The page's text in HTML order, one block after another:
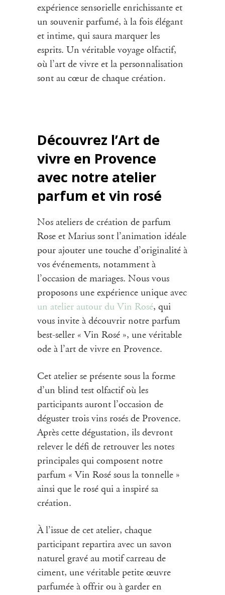
expérience sensorielle enrichissante et
un souvenir parfumé, à la fois élégant
et intime, qui saura marquer les
esprits. Un véritable voyage olfactif,
où l’art de vivre et la personnalisation
sont au cœur de chaque création.
Découvrez l’Art de
vivre en Provence
avec notre atelier
parfum et vin rosé
Nos ateliers de création de parfum
Rose et Marius sont l’animation idéale
pour ajouter une touche d’originalité à
vos événements, notamment à
l’occasion de mariages. Nous vous
proposons une expérience unique avec
un atelier autour du Vin Rosé, qui
vous invite à découvrir notre parfum
best-seller « Vin Rosé », une véritable
ode à l’art de vivre en Provence.
Cet atelier se présente sous la forme
d’un blind test olfactif où les
participants auront l’occasion de
déguster trois vins rosés de Provence.
Après cette dégustation, ils devront
relever le défi de retrouver les notes
principales qui composent notre
parfum « Vin Rosé sous la tonnelle »
ainsi que le rosé qui a inspiré sa
création.
À l’issue de cet atelier, chaque
participant repartira avec un savon
naturel gravé au motif carreau de
ciment, une véritable petite œuvre
parfumée à offrir ou à garder en